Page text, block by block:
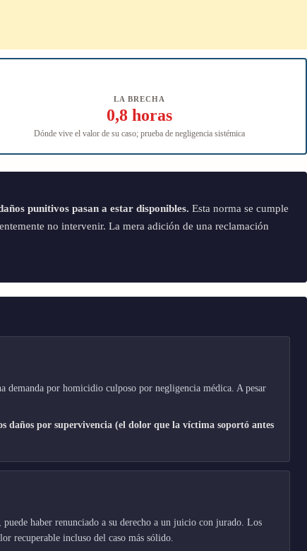
LA BRECHA
0,8 horas
Dónde vive el valor de su caso; prueba de negligencia sistémica
punitivos pasan a estar disponibles. Esta norma se cumple
no intervenir. La mera adición de una reclamación
demanda por homicidio culposo por negligencia médica. A pesar
daños por supervivencia (el dolor que la víctima soportó antes
haber renunciado a su derecho a un juicio con jurado. Los
recuperable incluso del caso más sólido.